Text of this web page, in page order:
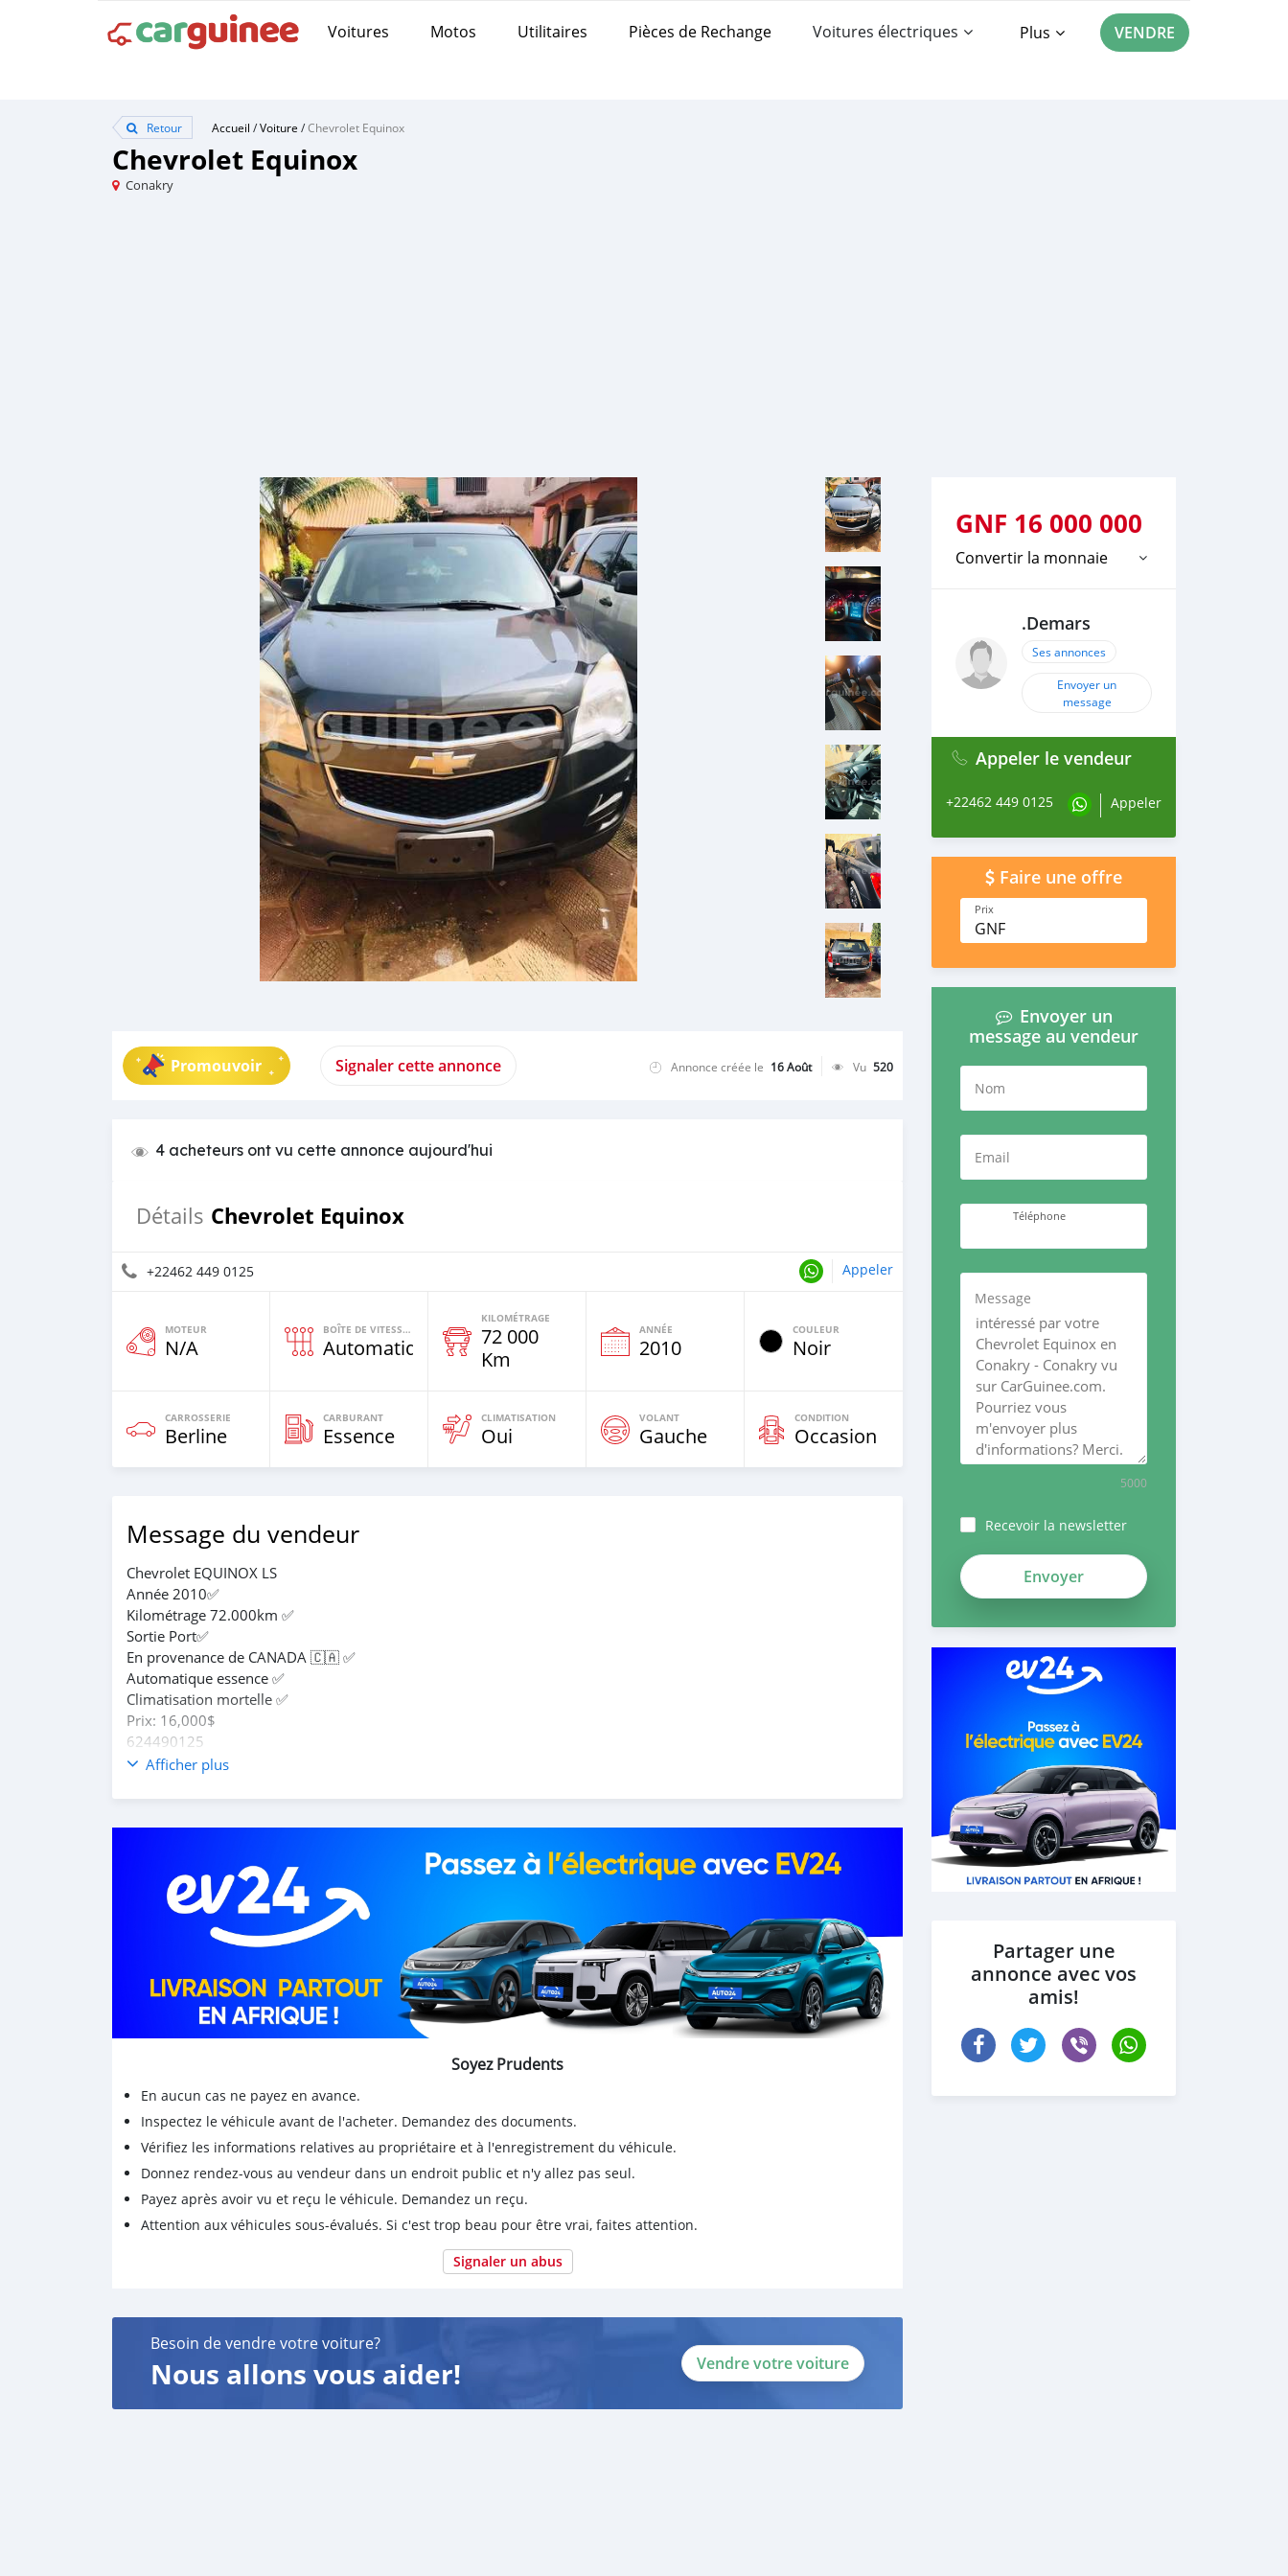
Voitures Motos Utilitaires Pièces de Rechange Voitures électriques Plus VENDRE
Retour Accueil /Voiture /Chevrolet Equinox
Chevrolet Equinox
Conakry
Promouvoir Signaler cette annonce Annonce créée le 16 Août Vu 520
4 acheteurs ont vu cette annonce aujourd'hui
Détails Chevrolet Equinox
+22462 449 0125 Appeler
MOTEUR
N/A
BOÎTE DE VITESSES
Automatique
KILOMÉTRAGE
72 000
Km
ANNÉE
2010
COULEUR
Noir
CARROSSERIE
Berline
CARBURANT
Essence
CLIMATISATION
Oui
VOLANT
Gauche
CONDITION
Occasion
Message du vendeur
Chevrolet EQUINOX LS
Année 2010✅
Kilométrage 72.000km ✅
Sortie Port✅
En provenance de CANADA 🇨🇦 ✅
Automatique essence ✅
Climatisation mortelle ✅
Prix: 16,000$
624490125
Afficher plus
Soyez Prudents
En aucun cas ne payez en avance.
Inspectez le véhicule avant de l'acheter. Demandez des documents.
Vérifiez les informations relatives au propriétaire et à l'enregistrement du véhicule.
Donnez rendez-vous au vendeur dans un endroit public et n'y allez pas seul.
Payez après avoir vu et reçu le véhicule. Demandez un reçu.
Attention aux véhicules sous-évalués. Si c'est trop beau pour être vrai, faites attention.
Signaler un abus
Besoin de vendre votre voiture?
Nous allons vous aider! Vendre votre voiture
GNF 16 000 000
Convertir la monnaie
.Demars
Ses annonces
Envoyer un
message
Appeler le vendeur
+22462 449 0125 Appeler
Faire une offre
Prix
GNF
Envoyer un
message au vendeur
Nom
Email
Téléphone
Message
5000
Recevoir la newsletter
Partager une
annonce avec vos
amis!